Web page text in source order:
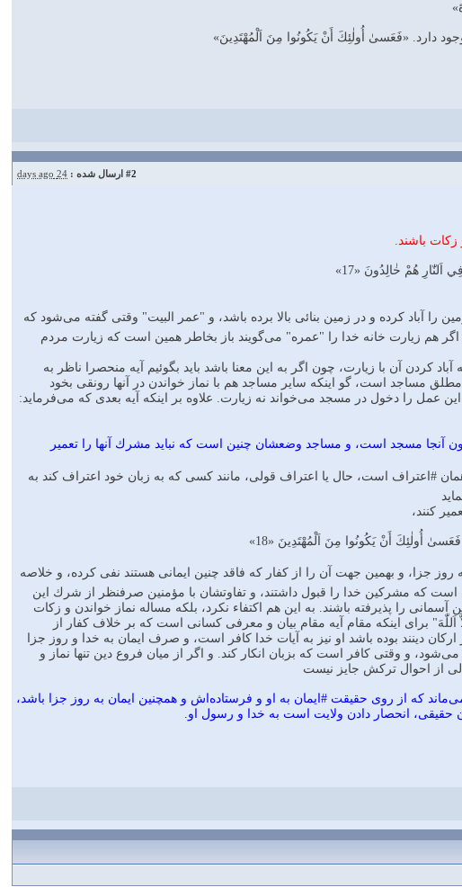
#2 ارسال شده : 24 days ago
زكات باشند.
هُمْ خٰالِدُونَ «17»
كرده و در زمين بنائى بالا برده باشد، و "عمر البيت" وقتى گفته مى‌شود كه
هم زيارت خانه خدا را "عمره" مى‌گويند باز بخاطر همين است كه زيارت مردم
آن با زيارت، چون اگر به اين معنا باشد بايد بگوئيم آيه منحصرا ناظر به
مساجد است، گو اينكه ساير مساجد هم با نماز خواندن در آنها رونقى بخود
را دخول در مسجد مى‌خواند نه زيارت. علاوه بر اينكه آيه بعدى كه مى‌فرمايد:
آنجا مسجد است، و مساجد وضعشان چنين است كه نبايد مشرك آنها را تعمير
#اعتراف است، حال يا اعتراف قولى، مانند كسى كه به زبان خود اعتراف كند به
كنند،
أُولٰئِكَ أَنْ يَكُونُوا مِنَ اَلْمُهْتَدِينَ «18»
جزا، و بهمين جهت آن را از كفار كه فاقد چنين ايمانى هستند نفى كرده، و خلاصه
است كه مشركين خدا را قبول داشتند، و تفاوتشان با مؤمنين صرفنظر از شرك اين
را پذيرفته باشند. به اين هم اكتفاء نكرد، بلكه مساله نماز خواندن و زكات
براى اينكه مقام آيه مقام بيان و معرفى كسانى است كه بر خلاف كفار از
دينند بوده باشد او نيز به آيات خدا كافر است، و صرف ايمان به خدا و روز جزا
و وقتى كافر است كه بزبان انكار كند. و اگر از ميان فروع دين تنها نماز و
از احوال تركش جايز نيست
كه از روى حقيقت #ايمان به او و فرستاده‌اش و همچنين ايمان به روز جزا باشد،
انحصار دادن ولايت است به خدا و رسول او.